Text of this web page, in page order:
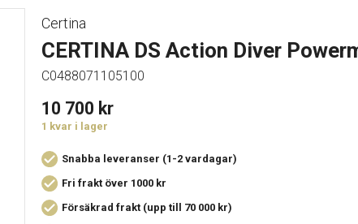
Certina
CERTINA DS Action Diver
C0488071105100
10 700 kr
1 kvar i lager
Snabba leveranser (1-2 vardagar)
Fri frakt över 1000 kr
Försäkrad frakt (upp till 70 000 kr)